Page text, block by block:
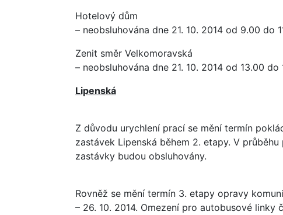
Hotelový dům
– neobsluhována dne 21. 10. 2014 od 9.00 do
Zenit směr Velkomoravská
– neobsluhována dne 21. 10. 2014 od 13.00 do
Lipenská
Z důvodu urychlení prací se mění termín
zastávek Lipenská během 2. etapy. V
zastávky budou obsluhovány.
Rovněž se mění termín 3. etapy opravy
– 26. 10. 2014. Omezení pro autobusové linky